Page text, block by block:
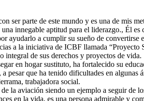
ser parte de este mundo y es una de mis
innegable aptitud para el liderazgo., Él
ayudarlo a cumplir su sueño de convertirse
a la iniciativa de ICBF llamada
integral de sus derechos y proyectos de vida.
en hogar sustituto, ha fortalecido su
que ha tenido dificultades en
trabajadora social.
la aviación siendo un ejemplo a seguir de
en la vida, es una persona admirable y